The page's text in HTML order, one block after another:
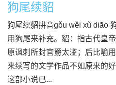
狗尾续貂
狗尾续貂拼音gǒu wěi xù diāo
用狗尾来补充。貂：指古代皇
原讽刺所封官爵太滥；后比喻
来续写的文学作品不如原来的
这部小说已...